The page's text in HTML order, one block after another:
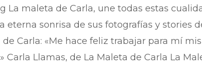
La maleta de Carla, une todas estas
eterna sonrisa de sus fotografías y stories
Carla: «Me hace feliz trabajar para mí
Llamas, de La Maleta de Carla La